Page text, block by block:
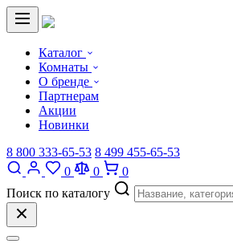
Каталог
Комнаты
О бренде
Партнерам
Акции
Новинки
8 800 333-65-53 8 499 455-65-53
0
0
0
Поиск по каталогу